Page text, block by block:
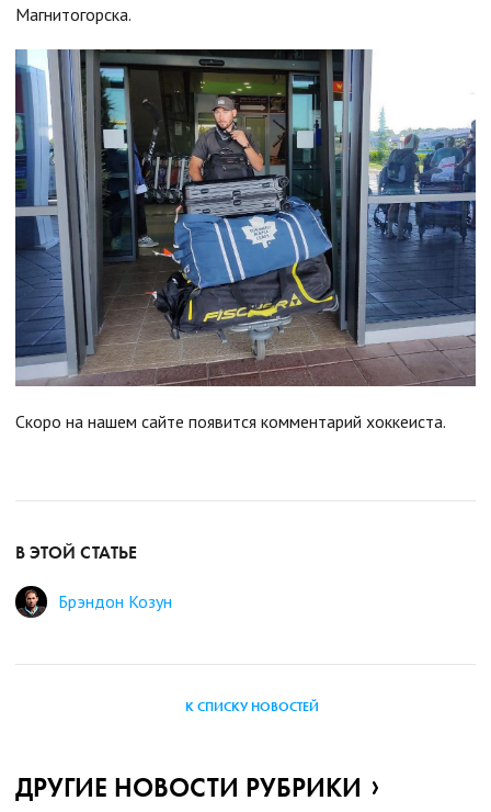
Магнитогорска.
Скоро на нашем сайте появится комментарий хоккеиста.
В ЭТОЙ СТАТЬЕ
Брэндон Козун
К СПИСКУ НОВОСТЕЙ
ДРУГИЕ НОВОСТИ РУБРИКИ